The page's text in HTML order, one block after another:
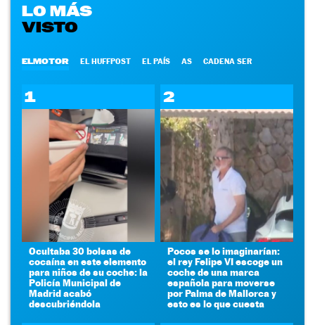
LO MÁS
VISTO
ELMOTOR EL HUFFPOST EL PAÍS AS CADENA SER
1
Ocultaba 30 bolsas de
cocaína en este elemento
para niños de su coche: la
Policía Municipal de
Madrid acabó
descubriéndola
2
Pocos se lo imaginarían:
el rey Felipe VI escoge un
coche de una marca
española para moverse
por Palma de Mallorca y
esto es lo que cuesta